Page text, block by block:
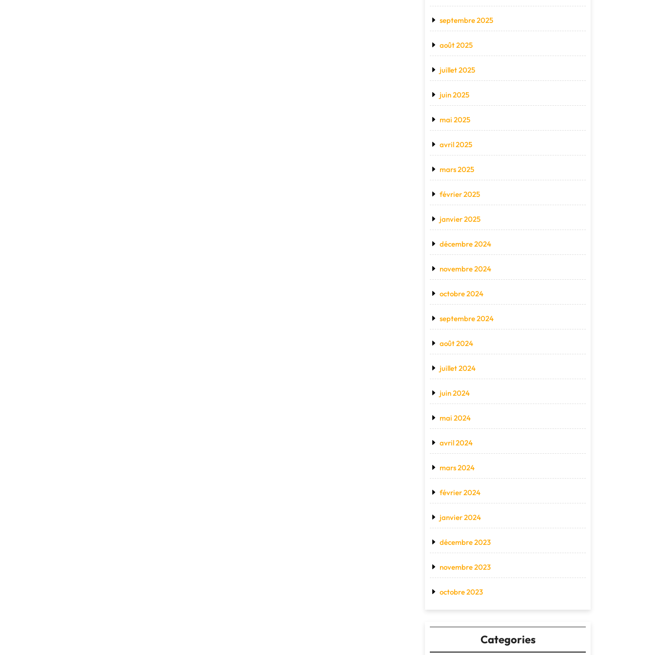
septembre 2025
août 2025
juillet 2025
juin 2025
mai 2025
avril 2025
mars 2025
février 2025
janvier 2025
décembre 2024
novembre 2024
octobre 2024
septembre 2024
août 2024
juillet 2024
juin 2024
mai 2024
avril 2024
mars 2024
février 2024
janvier 2024
décembre 2023
novembre 2023
octobre 2023
Categories